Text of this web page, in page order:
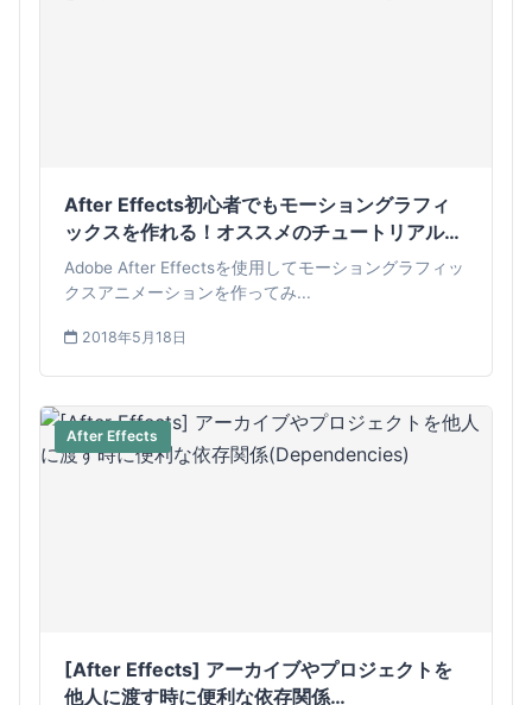
After Effects初心者でもモーショングラフィ
ックスを作れる！オススメのチュートリアルま
とめ
Adobe After Effectsを使用してモーショングラフィッ
クスアニメーションを作ってみ...
2018年5月18日
After Effects
[After Effects] アーカイブやプロジェクトを
他人に渡す時に便利な依存関係